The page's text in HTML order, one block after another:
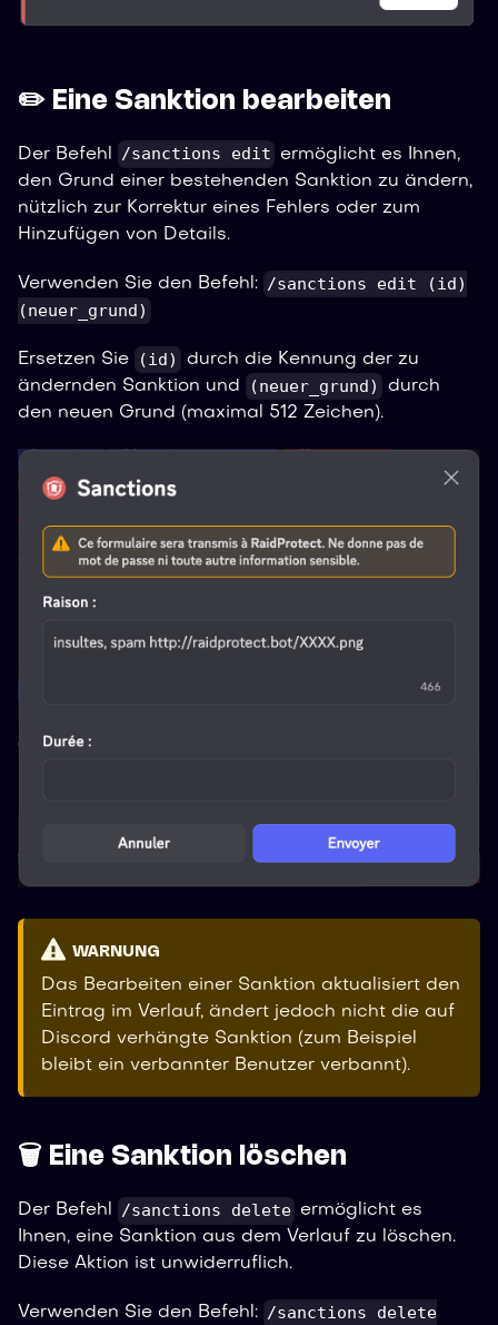
✏️ Eine Sanktion bearbeiten
Der Befehl /sanctions edit ermöglicht es Ihnen,
den Grund einer bestehenden Sanktion zu ändern,
nützlich zur Korrektur eines Fehlers oder zum
Hinzufügen von Details.
Verwenden Sie den Befehl: /sanctions edit (id)
(neuer_grund)
Ersetzen Sie (id)
durch die Kennung der zu
ändernden Sanktion und
(neuer_grund)
durch
den neuen Grund (maximal 512 Zeichen).
WARNUNG
Das Bearbeiten einer Sanktion aktualisiert den
Eintrag im Verlauf, ändert jedoch nicht die auf
Discord verhängte Sanktion (zum Beispiel
bleibt ein verbannter Benutzer verbannt).
🗑️ Eine Sanktion löschen
Der Befehl /sanctions delete ermöglicht es
Ihnen, eine Sanktion aus dem Verlauf zu löschen.
Diese Aktion ist unwiderruflich.
Verwenden Sie den Befehl: /sanctions delete